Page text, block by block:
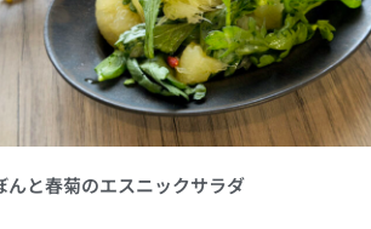
んと春菊のエスニックサラダ